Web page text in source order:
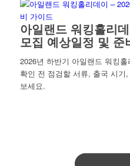
아일랜드 워킹홀리
모집 예상일정 및 준
2026년 하반기 아일랜드 워킹
확인 전 점검할 서류, 출국 시기
보세요.